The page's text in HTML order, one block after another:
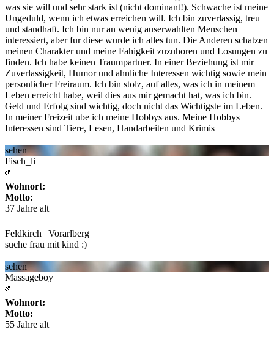
was sie will und sehr stark ist (nicht dominant!). Schwache ist meine
Ungeduld, wenn ich etwas erreichen will. Ich bin zuverlassig, treu
und standhaft. Ich bin nur an wenig auserwahlten Menschen
interessiert, aber fur diese wurde ich alles tun. Die Anderen schatzen
meinen Charakter und meine Fahigkeit zuzuhoren und Losungen zu
finden. Ich habe keinen Traumpartner. In einer Beziehung ist mir
Zuverlassigkeit, Humor und ahnliche Interessen wichtig sowie mein
personlicher Freiraum. Ich bin stolz, auf alles, was ich in meinem
Leben erreicht habe, weil dies aus mir gemacht hat, was ich bin.
Geld und Erfolg sind wichtig, doch nicht das Wichtigste im Leben.
In meiner Freizeit ube ich meine Hobbys aus. Meine Hobbys
Interessen sind Tiere, Lesen, Handarbeiten und Krimis
sehen
Fisch_li
Wohnort:
Motto:
37 Jahre alt
Feldkirch | Vorarlberg
suche frau mit kind :)
sehen
Massageboy
Wohnort:
Motto:
55 Jahre alt